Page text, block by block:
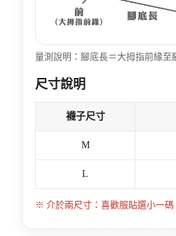
量測說明：腳底長＝大拇指前緣至
尺寸說明
襪子尺寸
M
L
※ 介於兩尺寸：喜歡服貼選小一碼